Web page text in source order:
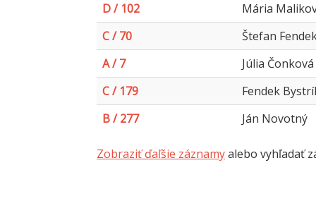
D / 102
Mária
C / 70
Štefan
A / 7
Júlia Čonková
C / 179
Fendek
B / 277
Ján Novotný
Zobraziť ďaľšie záznamyalebo vyhľadať